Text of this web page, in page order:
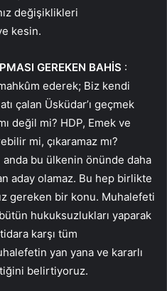
değişiklikleri
kesin.
GEREKEN BAHİS :
ederek; Biz kendi
çalan Üsküdar’ı geçmek
değil mi? HDP, Emek ve
mi, çıkaramaz mı?
anda bu ülkenin önünde daha
aday olamaz. Bu hep birlikte
gereken bir konu. Muhalefeti
hukuksuzlukları yaparak
karşı tüm
yan yana ve kararlı
belirtiyoruz.